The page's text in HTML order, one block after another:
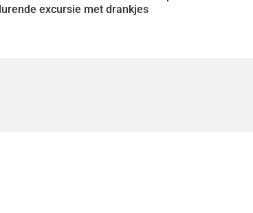
excursie met drankjes